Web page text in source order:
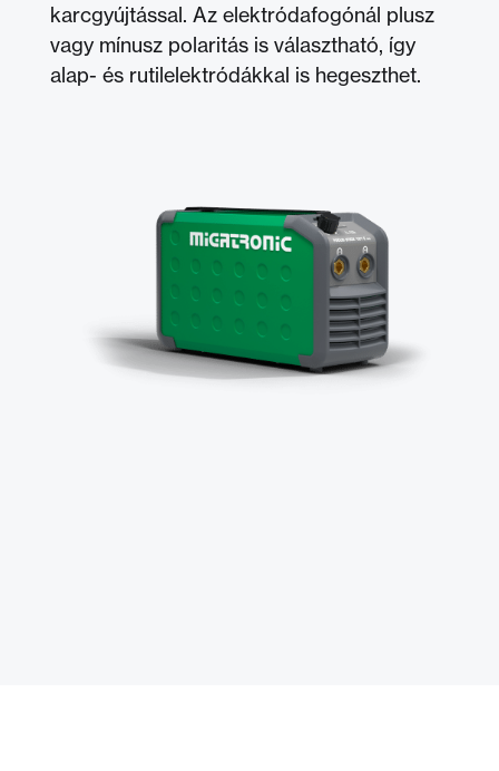
karcgyújtással. Az elektródafogónál plusz
vagy mínusz polaritás is választható, így
alap- és rutilelektródákkal is hegeszthet.